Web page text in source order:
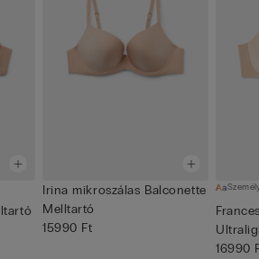
Irina mikroszálas Balconette
Melltartó
15990 Ft
16990